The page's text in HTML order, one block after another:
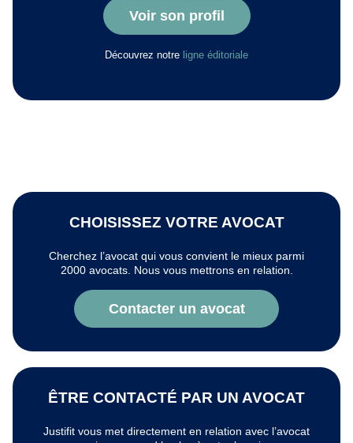
Voir son profil
Découvrez notre ligne éditoriale
CHOISISSEZ VOTRE AVOCAT
Cherchez l’avocat qui vous convient le mieux parmi
2000 avocats. Nous vous mettrons en relation.
Contacter un avocat
ÊTRE CONTACTÉ PAR UN AVOCAT
Justifit vous met directement en relation avec l’avocat